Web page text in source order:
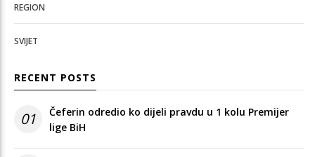
REGION
SVIJET
RECENT POSTS
01
Čeferin odredio ko dijeli pravdu u 1 kolu Premijer
lige BiH